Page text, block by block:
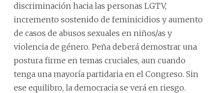
discriminación hacia las personas LGTV,
incremento sostenido de feminicidios y aumento
de casos de abusos sexuales en niños/as y
violencia de género. Peña deberá demostrar una
postura firme en temas cruciales, aun cuando
tenga una mayoría partidaria en el Congreso. Sin
ese equilibro, la democracia se verá en riesgo.